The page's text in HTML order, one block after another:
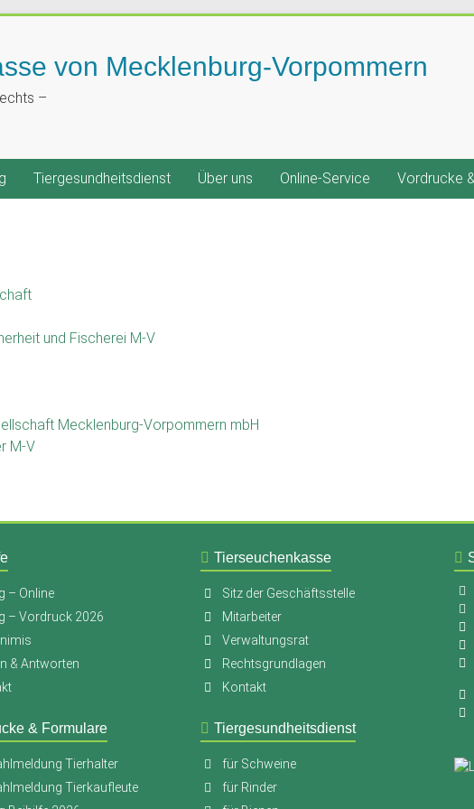
von Mecklenburg-Vorpommern
–
Tiergesundheitsdienst Über uns Online-Service Vordrucke
und Fischerei M-V
Mecklenburg-Vorpommern mbH
M-V
– Online
– Vordruck 2026
& Antworten
& Formulare
Tierhalter
Tierkaufleute
Tierseuchenkasse
Sitz der Geschäftsstelle
Mitarbeiter
Verwaltungsrat
Rechtsgrundlagen
Kontakt
Tiergesundheitsdienst
für Schweine
für Rinder